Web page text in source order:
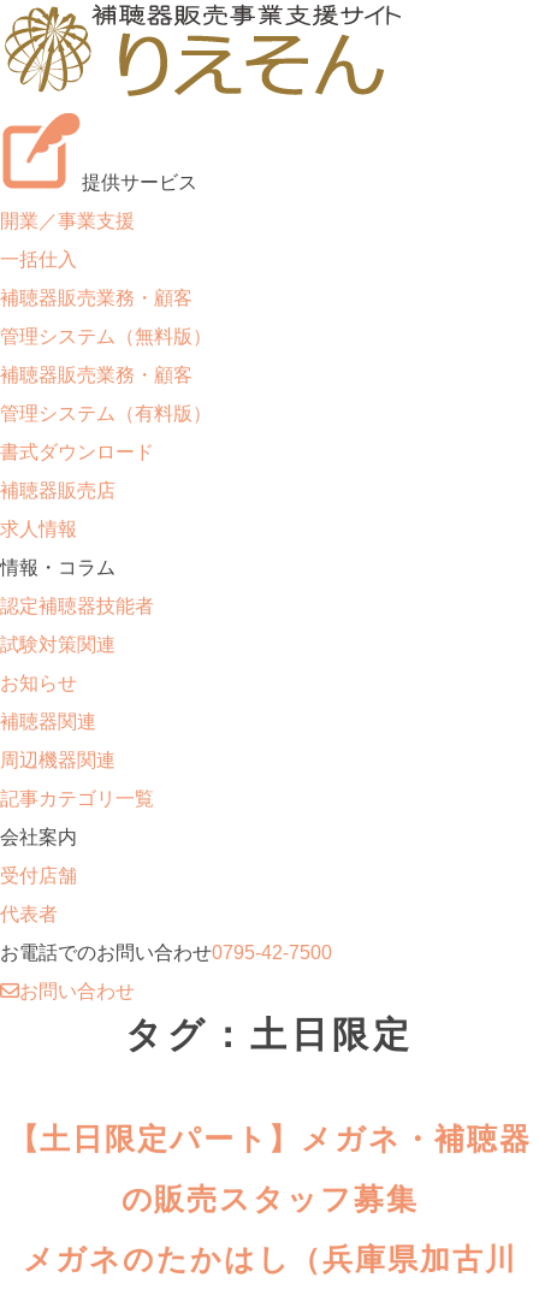
提供サービス
開業／事業支援
一括仕入
補聴器販売業務・顧客
管理システム（無料版）
補聴器販売業務・顧客
管理システム（有料版）
書式ダウンロード
補聴器販売店
求人情報
情報・コラム
認定補聴器技能者
試験対策関連
お知らせ
補聴器関連
周辺機器関連
記事カテゴリ一覧
会社案内
受付店舗
代表者
お電話でのお問い合わせ0795-42-7500
お問い合わせ
タグ：土日限定
【土日限定パート】メガネ・補聴器
の販売スタッフ募集
メガネのたかはし（兵庫県加古川